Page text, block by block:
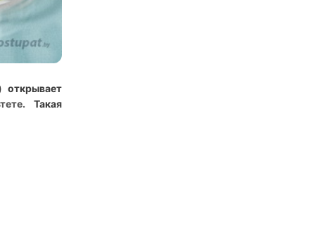
открывает
Такая